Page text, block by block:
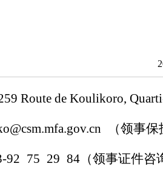
Route de Koulikoro,
（领事保
92 75 29 84（领事证件咨